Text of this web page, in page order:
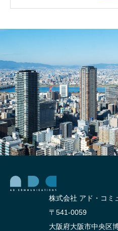
株式会社 アド・コミ
〒541-0059
大阪府大阪市中央区